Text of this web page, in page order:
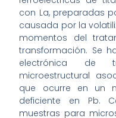
con La, preparadas
causada por la
momentos del
transformación. Se
electrónica de
microestructural
que ocurre en un
deficiente en Pb.
muestras para